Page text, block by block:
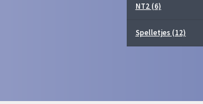
NT2 (6)
Spelletjes (12)